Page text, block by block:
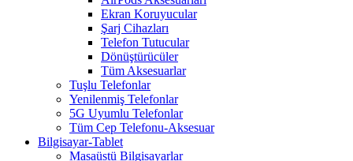
Ekran Koruyucular
Şarj Cihazları
Telefon Tutucular
Dönüştürücüler
Tüm Aksesuarlar
Tuşlu Telefonlar
Yenilenmiş Telefonlar
5G Uyumlu Telefonlar
Tüm Cep Telefonu-Aksesuar
Bilgisayar-Tablet
Masaüstü Bilgisayarlar